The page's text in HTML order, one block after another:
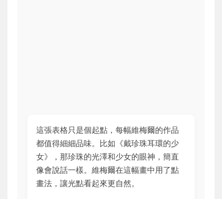
這張表格只是個起點，每幅維梅爾的作品
都值得細細品味。比如《戴珍珠耳環的少
女》，那珍珠的光澤和少女的眼神，簡直
像會說話一樣。維梅爾在這幅畫中用了點
畫法，讓光點看起來更自然。